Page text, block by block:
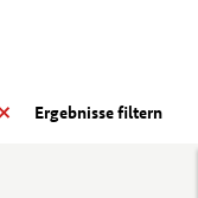
Ergebnisse filtern